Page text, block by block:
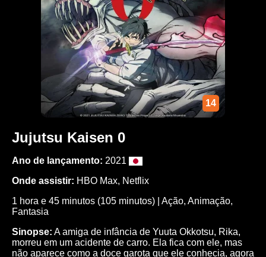
14
Jujutsu Kaisen 0
Ano de lançamento: 2021
Onde assistir: HBO Max, Netflix
1 hora e 45 minutos (105 minutos) | Ação, Animação,
Fantasia
Sinopse: A amiga de infância de Yuuta Okkotsu, Rika,
morreu em um acidente de carro. Ela fica com ele, mas
não aparece como a doce garota que ele conhecia, agora